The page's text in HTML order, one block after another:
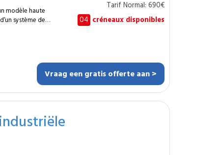
prestaties en
van de
modèle haute
système de
actuelles et
efficacité adapté
ou locaux
leur installation
une meilleure
consommation
Tarif Normal: 690€
04 créneaux disponibles
Vraag een gratis offerte aan >